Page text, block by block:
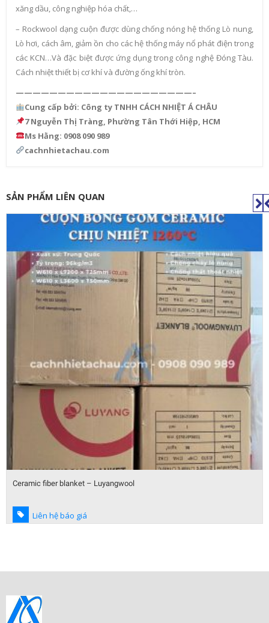
xăng dầu, công nghiệp hóa chất,…
– Rockwool dạng cuộn được dùng chống nóng hệ thống Lò nung,
Lò hơi, cách âm, giảm ồn cho các hệ thống máy nổ phát điện trong
các KCN…Và đặc biệt được ứng dụng trong công nghệ Đóng Tàu.
Cách nhiệt thiết bị cơ khí và đường ống khí tròn.
—————————————————————–
Cung cấp bởi: Công ty TNHH CÁCH NHIỆT Á CHÂU
7 Nguyễn Thị Tràng, Phường Tân Thới Hiệp, HCM
Ms Hằng: 0908 090 989
cachnhietachau.com
SẢN PHẨM LIÊN QUAN
Ceramic fiber blanket – Luyangwool
Liên hệ báo giá